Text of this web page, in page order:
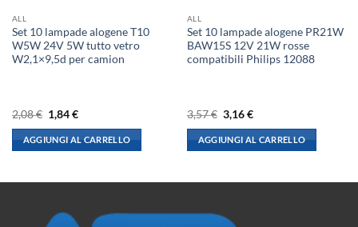
ALL
Set 10 lampade alogene T10
W5W 24V 5W tutto vetro
W2,1×9,5d per camion
2,08€ Il
prezzo
originale
era:
2,08 €.
1,84€Il
attuale
è:
1,84 €.
AGGIUNGI AL CARRELLO
ALL
Set 10 lampade alogene PR21W
BAW15S 12V 21W rosse
compatibili Philips 12088
3,57€ Il
prezzo
originale
era:
3,57 €.
3,16€Il
attuale
è:
3,16 €.
AGGIUNGI AL CARRELLO